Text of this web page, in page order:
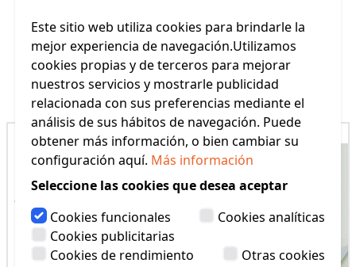
Productos Relacionados
Este sitio web utiliza cookies para brindarle la
mejor experiencia de navegación.Utilizamos
cookies propias y de terceros para mejorar
nuestros servicios y mostrarle publicidad
relacionada con sus preferencias mediante el
análisis de sus hábitos de navegación. Puede
obtener más información, o bien cambiar su
configuración aquí. Más información
Seleccione las cookies que desea aceptar
Cookies funcionales
Cookies analíticas
Cookies publicitarias
Cookies de rendimiento
Otras cookies